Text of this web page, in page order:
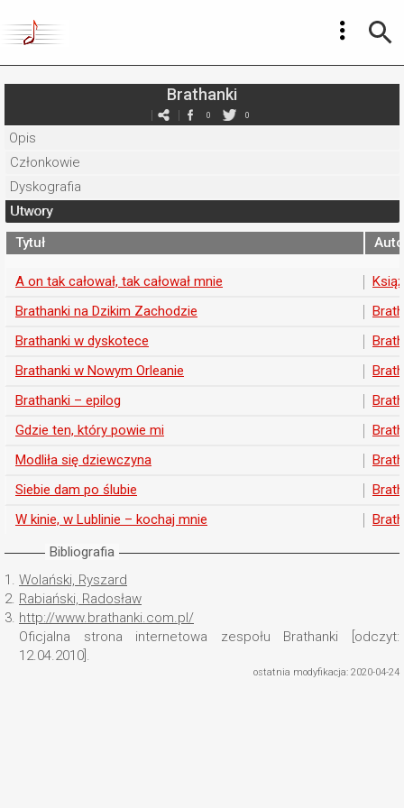
Brathanki
0 0
Opis
Członkowie
Dyskografia
Utwory
Tytuł
A on tak całował, tak całował mnie
Brathanki na Dzikim Zachodzie
Brathanki w dyskotece
Brathanki w Nowym Orleanie
Brathanki – epilog
Gdzie ten, który powie mi
Modliła się dziewczyna
Siebie dam po ślubie
W kinie, w Lublinie – kochaj mnie
Bibliografia
1. Wolański, Ryszard
2. Rabiański, Radosław
3. http://www.brathanki.com.pl/
Oficjalna strona internetowa zespołu Brathanki [odczyt:
12.04.2010].
ostatnia modyfikacja: 2020-04-24